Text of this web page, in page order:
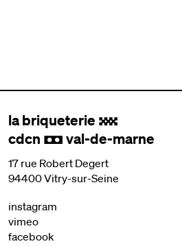
la briqueterie .
cdcn , val-de-marne
17 rue Robert Degert
94400 Vitry-sur-Seine
instagram
vimeo
facebook